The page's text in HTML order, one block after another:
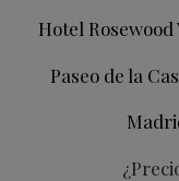
Hotel
Paseo de la